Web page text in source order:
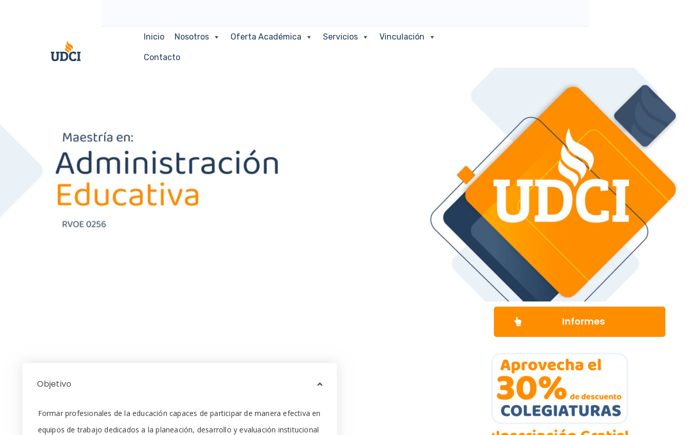
Inicio Nosotros Oferta Académica Servicios Vinculación
Contacto
Informes
Objetivo
Formar profesionales de la educación capaces de participar de manera efectiva en
equipos de trabajo dedicados a la planeación, desarrollo y evaluación institucional